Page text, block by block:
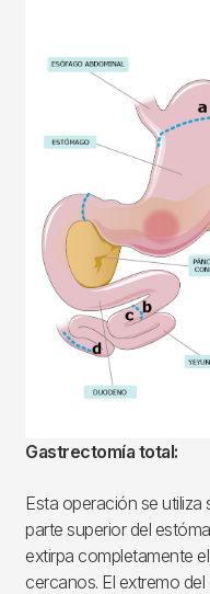
Gastrectomía total:
Esta operación se utiliza
parte superior del
extirpa completamente
cercanos. El extremo